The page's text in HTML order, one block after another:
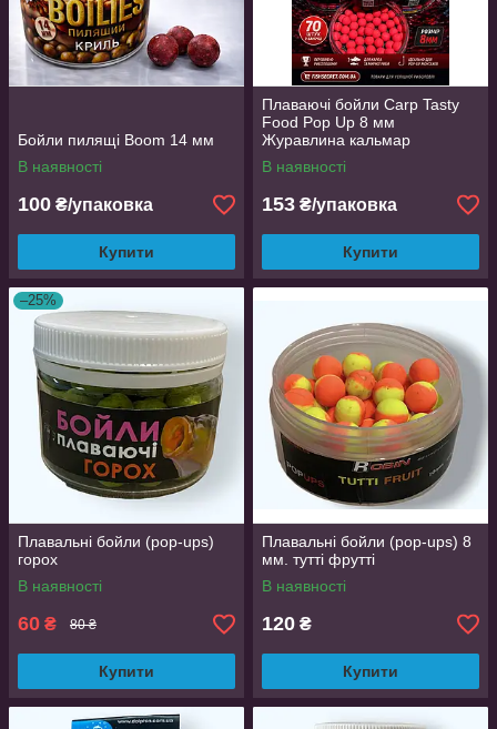
Бойли пилящі Boom 14 мм
В наявності
100 ₴/упаковка
Купити
Плаваючі бойли Carp Tasty
Food Pop Up 8 мм
Журавлина кальмар
В наявності
153 ₴/упаковка
Купити
–25%
Плавальні бойли (pop-ups)
горох
В наявності
60 ₴ 80 ₴
Купити
Плавальні бойли (pop-ups) 8
мм. тутті фрутті
В наявності
120 ₴
Купити